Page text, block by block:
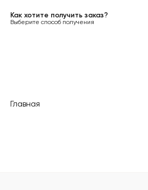
Как хотите получить заказ?
Выберите способ получения
Главная